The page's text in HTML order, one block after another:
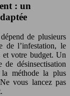
: un
de plusieurs
de l’infestation, le
et votre budget. Un
de désinsectisation
la méthode la plus
vous lancez pas